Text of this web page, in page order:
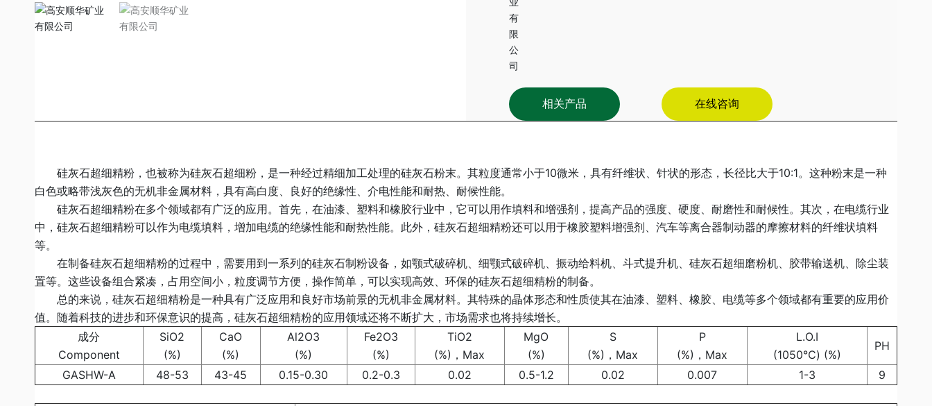
相关产品 在线咨询
硅灰石超细精粉，也被称为硅灰石超细粉，是一种经过精细加工处理的硅灰石粉末。其粒度通常小于10微米，具有纤维状、针状的形态，长径比大于10:1。这种粉末是一种
白色或略带浅灰色的无机非金属材料，具有高白度、良好的绝缘性、介电性能和耐热、耐候性能。
硅灰石超细精粉在多个领域都有广泛的应用。首先，在油漆、塑料和橡胶行业中，它可以用作填料和增强剂，提高产品的强度、硬度、耐磨性和耐候性。其次，在电缆行业
中，硅灰石超细精粉可以作为电缆填料，增加电缆的绝缘性能和耐热性能。此外，硅灰石超细精粉还可以用于橡胶塑料增强剂、汽车等离合器制动器的摩擦材料的纤维状填料
等。
在制备硅灰石超细精粉的过程中，需要用到一系列的硅灰石制粉设备，如颚式破碎机、细颚式破碎机、振动给料机、斗式提升机、硅灰石超细磨粉机、胶带输送机、除尘装
置等。这些设备组合紧凑，占用空间小，粒度调节方便，操作简单，可以实现高效、环保的硅灰石超细精粉的制备。
总的来说，硅灰石超细精粉是一种具有广泛应用和良好市场前景的无机非金属材料。其特殊的晶体形态和性质使其在油漆、塑料、橡胶、电缆等多个领域都有重要的应用价
值。随着科技的进步和环保意识的提高，硅灰石超细精粉的应用领域还将不断扩大，市场需求也将持续增长。
成分
Component
SiO2
(%)
CaO
(%)
Al2O3
(%)
Fe2O3
(%)
TiO2
(%)，Max
MgO
(%)
S
(%)，Max
P
(%)，Max
L.O.I
(1050℃) (%)
PH
GASHW-A 48-53 43-45 0.15-0.30 0.2-0.3 0.02 0.5-1.2 0.02 0.007 1-3 9